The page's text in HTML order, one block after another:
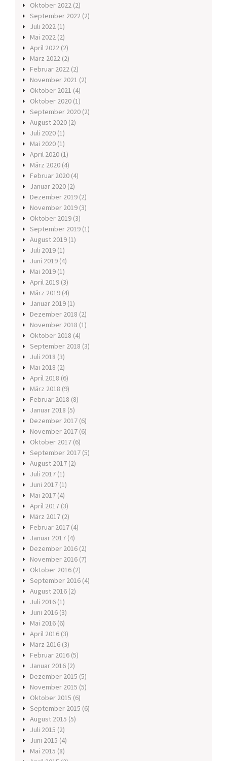
Oktober 2022 (2)
September 2022 (2)
Juli 2022 (1)
Mai 2022 (2)
April 2022 (2)
März 2022 (2)
Februar 2022 (2)
November 2021 (2)
Oktober 2021 (4)
Oktober 2020 (1)
September 2020 (2)
August 2020 (2)
Juli 2020 (1)
Mai 2020 (1)
April 2020 (1)
März 2020 (4)
Februar 2020 (4)
Januar 2020 (2)
Dezember 2019 (2)
November 2019 (3)
Oktober 2019 (3)
September 2019 (1)
August 2019 (1)
Juli 2019 (1)
Juni 2019 (4)
Mai 2019 (1)
April 2019 (3)
März 2019 (4)
Januar 2019 (1)
Dezember 2018 (2)
November 2018 (1)
Oktober 2018 (4)
September 2018 (3)
Juli 2018 (3)
Mai 2018 (2)
April 2018 (6)
März 2018 (9)
Februar 2018 (8)
Januar 2018 (5)
Dezember 2017 (6)
November 2017 (6)
Oktober 2017 (6)
September 2017 (5)
August 2017 (2)
Juli 2017 (1)
Juni 2017 (1)
Mai 2017 (4)
April 2017 (3)
März 2017 (2)
Februar 2017 (4)
Januar 2017 (4)
Dezember 2016 (2)
November 2016 (7)
Oktober 2016 (2)
September 2016 (4)
August 2016 (2)
Juli 2016 (1)
Juni 2016 (3)
Mai 2016 (6)
April 2016 (3)
März 2016 (3)
Februar 2016 (5)
Januar 2016 (2)
Dezember 2015 (5)
November 2015 (5)
Oktober 2015 (6)
September 2015 (6)
August 2015 (5)
Juli 2015 (2)
Juni 2015 (4)
Mai 2015 (8)